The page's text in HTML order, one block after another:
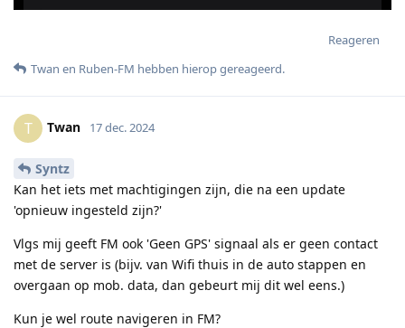
Reageren
Twan en Ruben-FM hebben hierop gereageerd.
T Twan 17 dec. 2024
Syntz
Kan het iets met machtigingen zijn, die na een update
'opnieuw ingesteld zijn?'
Vlgs mij geeft FM ook 'Geen GPS' signaal als er geen contact
met de server is (bijv. van Wifi thuis in de auto stappen en
overgaan op mob. data, dan gebeurt mij dit wel eens.)
Kun je wel route navigeren in FM?